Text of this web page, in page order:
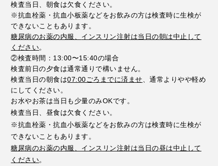
検査当日、朝食は欠食ください。
※抗血栓薬・抗血小板薬などをお飲みの方は検査時に生検が
できないこともあります。
糖尿病のお薬の内服、 インスリン注射は当日の朝は中止して
ください。
②検査時間：13:00〜15:40の場合
検査前日の夕食は通常通りで構いません。
検査当日の朝食は07:00ごろまでに済ませ 、通常よりやや軽め
にしてください。
お水やお茶は当日も少量のみOKです。
検査当日、昼食は欠食ください。
※抗血栓薬・抗血小板薬などをお飲みの方は検査時に生検が
できないこともあります。
糖尿病のお薬の内服、インスリン注射は当日の昼は中止して
ください。